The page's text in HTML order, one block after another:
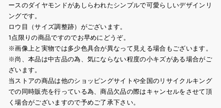
ースのダイヤモンドがあしらわれたシンプルで可愛らしいデザインリ
ングです。
ロウ目（サイズ調整跡）がございます。
1点限りの商品ですのでお早めにどうぞ。
※画像上と実物では多少色具合が異なって見える場合もございます。
※尚、本品は中古品の為、気にならない程度の小キズがある場合がご
ざいます。
当ストアの商品は他のショッピングサイトや全国のリサイクルキング
での同時販売を行っている為、商品欠品の際はキャンセルをさせて頂
く場合がございますので予めご了承下さい。